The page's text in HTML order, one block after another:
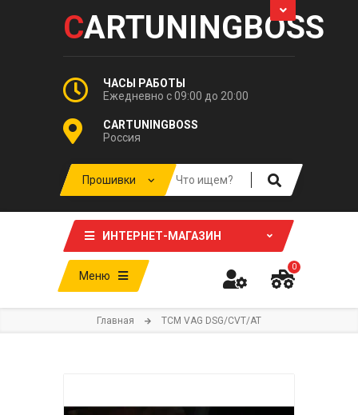
CARTUNINGBOSS
ЧАСЫ РАБОТЫ
Ежедневно с 09:00 до 20:00
CARTUNINGBOSS
Россия
ИНТЕРНЕТ-МАГАЗИН
Меню
0
Главная TCM VAG DSG/CVT/AT